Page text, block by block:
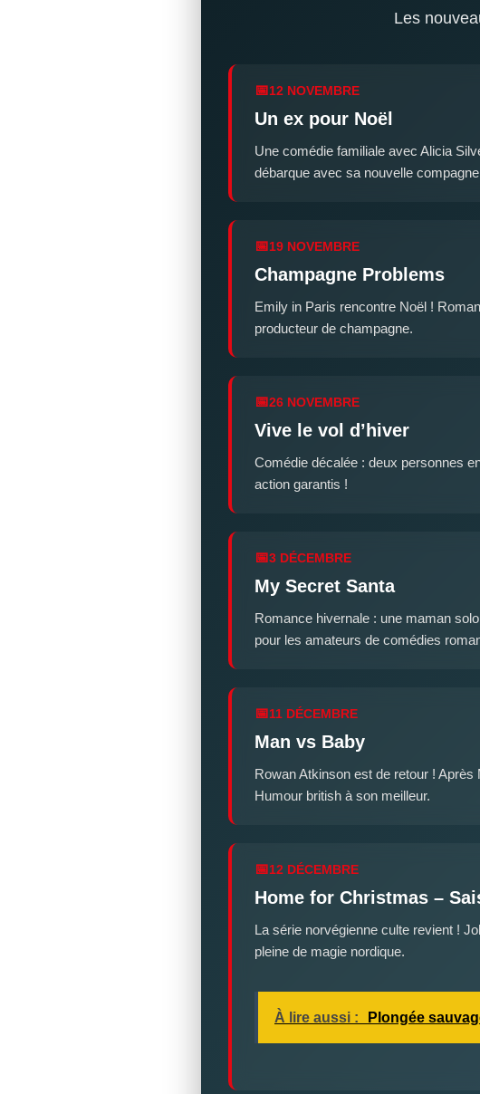
Les
12 NOVEMBRE
Un ex pour Noël
Une comédie familiale avec Alicia
débarque avec sa nouvelle
19 NOVEMBRE
Champagne Problems
Emily in Paris rencontre Noël !
producteur de champagne.
26 NOVEMBRE
Vive le vol d’hiver
Comédie décalée : deux personnes
action garantis !
3 DÉCEMBRE
My Secret Santa
Romance hivernale : une maman
pour les amateurs de comédies
11 DÉCEMBRE
Man vs Baby
Rowan Atkinson est de retour !
Humour british à son meilleur.
12 DÉCEMBRE
Home for Christmas –
La série norvégienne culte revient !
pleine de magie nordique.
À lire aussi : Plongée